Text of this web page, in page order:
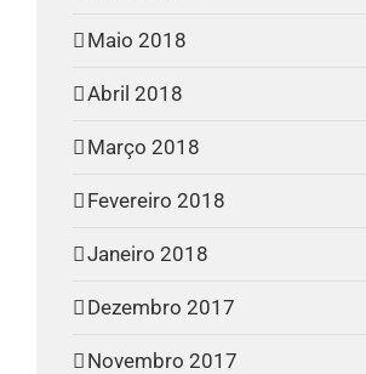
Maio 2018
Abril 2018
Março 2018
Fevereiro 2018
Janeiro 2018
Dezembro 2017
Novembro 2017